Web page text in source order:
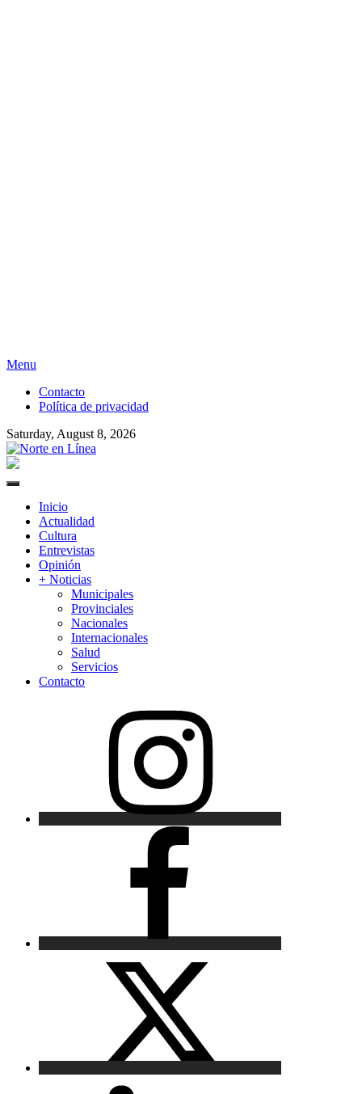
Skip
content
Menu
Contacto
Política de privacidad
Saturday, August 8, 2026
Primary
Inicio
Actualidad
Cultura
Entrevistas
Opinión
+ Noticias
Municipales
Provinciales
Nacionales
Internacionales
Salud
Servicios
Contacto